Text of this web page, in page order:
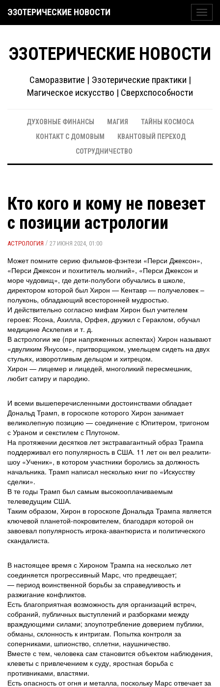
ЭЗОТЕРИЧЕСКИЕ НОВОСТИ
ЭЗОТЕРИЧЕСКИЕ НОВОСТИ
Саморазвитие | Эзотерические практики |
Магическое искусство | Сверхспособности
ДУХОВНЫЕ ФИНАНСЫ МАГИЯ
ТАЙНЫ КОСМОСА
КОНТАКТ С ДОМОВЫМ
КВАНТОВЫЙ ПЕРЕХОД
СОТРУДНИЧЕСТВО
Кто кого и кому не повезет
с позиции астрологии
АСТРОЛОГИЯ / 27 ИЮНЯ 2024, 01:00
Может помните серию фильмов-фэнтези «Перси Джексон»,
«Перси Джексон и похититель молний», «Перси Джексон и
море чудовищ», где дети-полубоги обучались в школе,
директором которой был Хирон — Кентавр — получеловек –
полуконь, обладающий всесторонней мудростью.
И действительно согласно мифам Хирон был учителем
героев: Ясона, Ахилла, Орфея, дружил с Гераклом, обучал
медицине Асклепия и т. д.
В астрологии же (при напряженных аспектах) Хирон называют
«двуликим Янусом», притворщиком, умельцем сидеть на двух
стульях, изворотливым дельцом и хитрецом.
Хирон — лицемер и лицедей, многоликий пересмешник,
любит сатиру и пародию.
И всеми вышеперечисленными достоинствами обладает
Дональд Трамп, в гороскопе которого Хирон занимает
великолепную позицию — соединение с Юпитером, тригоном
с Ураном и секстилем с Плутоном.
На протяжении десятков лет экстравагантный образ Трампа
поддерживал его популярность в США. 11 лет он вел реалити-
шоу «Ученик», в котором участники боролись за должность
начальника. Трамп написал несколько книг по «Искусству
сделки».
В те годы Трамп был самым высокооплачиваемым
телеведущим США.
Таким образом, Хирон в гороскопе Дональда Трампа является
ключевой планетой-покровителем, благодаря которой он
завоевал популярность игрока-авантюриста и политического
скандалиста.
В настоящее время с Хироном Трампа на несколько лет
соединяется прогрессивный Марс, что предвещает;
— период воинственной борьбы за справедливость и
разжигание конфликтов.
Есть благоприятная возможность для организаций встреч,
собраний, публичных выступлений и разборками между
враждующими силами; злоупотребление доверием публики,
обманы, склонность к интригам. Попытка контроля за
соперниками, шпионство, сплетни, наушничество.
Вместе с тем, человека сам становится объектом наблюдения,
клеветы с привлечением к суду, яростная борьба с
противниками, властями.
Есть опасность от огня и металла, поскольку Марс отвечает за